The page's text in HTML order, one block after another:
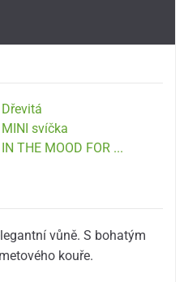
Dřevitá
MINI svíčka
IN THE MOOD FOR ...
vůně. S bohatým
kouře.